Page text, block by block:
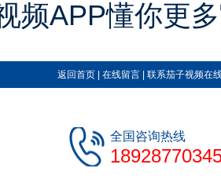
频APP懂你更
返回首页 在线留言 联系茄子视频在
全国咨询热线